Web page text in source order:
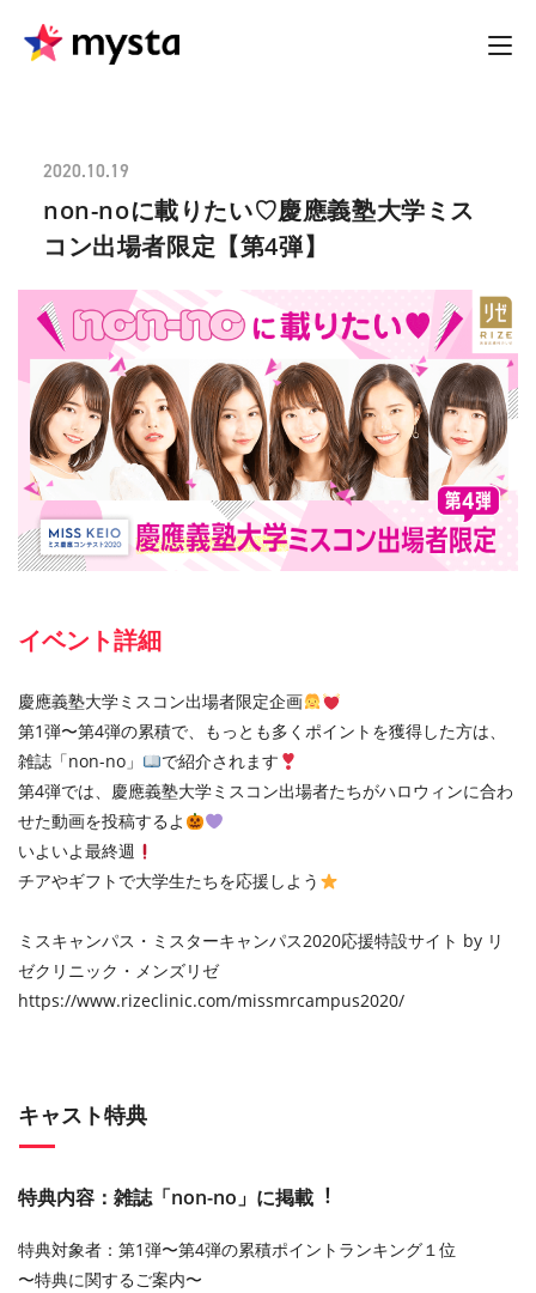
2020.10.19
non-noに載りたい♡慶應義塾大学ミス
コン出場者限定【第4弾】
イベント詳細
慶應義塾大学ミスコン出場者限定企画
第1弾〜第4弾の累積で、もっとも多くポイントを獲得した⽅は、
雑誌「non-no」
で紹介されます
第4弾では、慶應義塾大学ミスコン出場者たちがハロウィンに合わ
せた動画を投稿するよ
いよいよ最終週
チアやギフトで⼤学⽣たちを応援しよう
ミスキャンパス・ミスターキャンパス2020応援特設サイト by リ
ゼクリニック・メンズリゼ
https://www.rizeclinic.com/missmrcampus2020/
キャスト特典
特典内容：雑誌「non-no」に掲載︕
特典対象者：第1弾〜第4弾の累積ポイントランキング１位
〜特典に関するご案内〜